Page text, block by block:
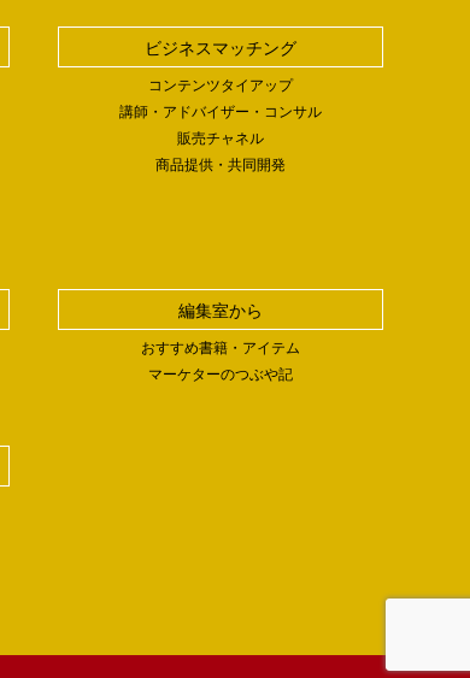
ビジネスマッチング
コンテンツタイアップ
講師・アドバイザー・コンサル
販売チャネル
商品提供・共同開発
編集室から
おすすめ書籍・アイテム
マーケターのつぶや記